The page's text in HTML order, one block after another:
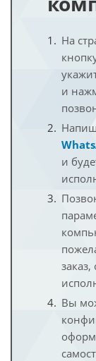
На
и
и
Вы